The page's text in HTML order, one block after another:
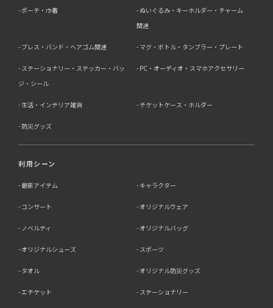
ポーチ・巾着
ぬいぐるみ・キーホルダー・チャーム
関連
ブレス・バンド・ヘアゴム関連 マグ・ボトル・タンブラー・プレート
ステーショナリー・ステッカー・バッ
ジ・シール
PC・オーディオ・スマホアクセサリー
生活・インテリア雑貨 チケットケース・ホルダー
防災グッズ
利用シーン
最新アイテム キャラクター
コンサート オリジナルウェア
ノベルティ オリジナルバッグ
オリジナルシューズ スポーツ
タオル オリジナル防災グッズ
エチケット ステーショナリー